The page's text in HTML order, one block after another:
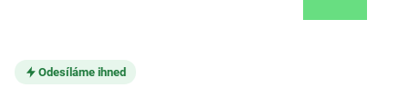
Odesíláme ihned